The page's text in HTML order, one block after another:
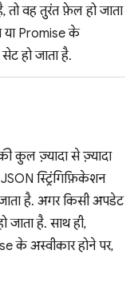
तो वह तुरंत फ़ेल हो जाता
या Promise के
सेट हो जाता है.
कुल ज़्यादा से ज़्यादा
स्ट्रिंगिफ़िकेशन
है. अगर किसी अपडेट
जाता है. साथ ही,
के अस्वीकार होने पर,